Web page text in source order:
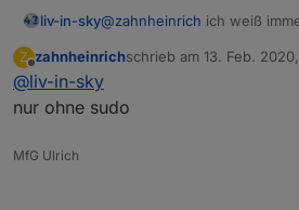
liv-in-sky@zahnheinrich ich weiß
sudo ?
Z
Offline
zahnheinrichschrieb am 13. Feb. 2020,
zuletzt editiert von
@liv-in-sky
nur ohne sudo
MfG Ulrich